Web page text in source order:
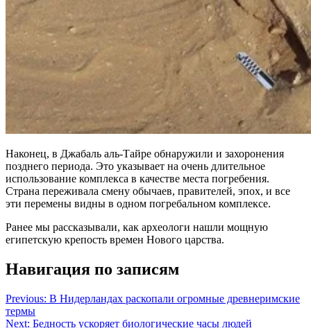
Наконец, в Джабаль аль-Тайре обнаружили и захоронения
позднего периода. Это указывает на очень длительное
использование комплекса в качестве места погребения.
Страна переживала смену обычаев, правителей, эпох, и все
эти перемены видны в одном погребальном комплексе.
Ранее мы рассказывали, как археологи нашли мощную
египетскую крепость времен Нового царства.
Навигация по записям
Previous: В Нидерландах раскопали огромные древнеримские
термы
Next: Бедность ускоряет биологические часы людей